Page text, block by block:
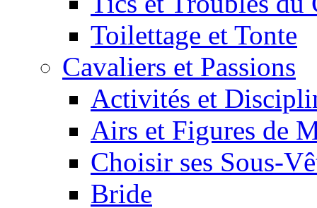
Toilettage et Tonte
Cavaliers et Passions
Activités et
Airs et Figures de
Choisir ses Sous-
Bride